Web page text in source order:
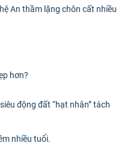
An thầm lặng chôn cất nhiều
hơn?
động đất “hạt nhân” tách
nhiều tuổi.